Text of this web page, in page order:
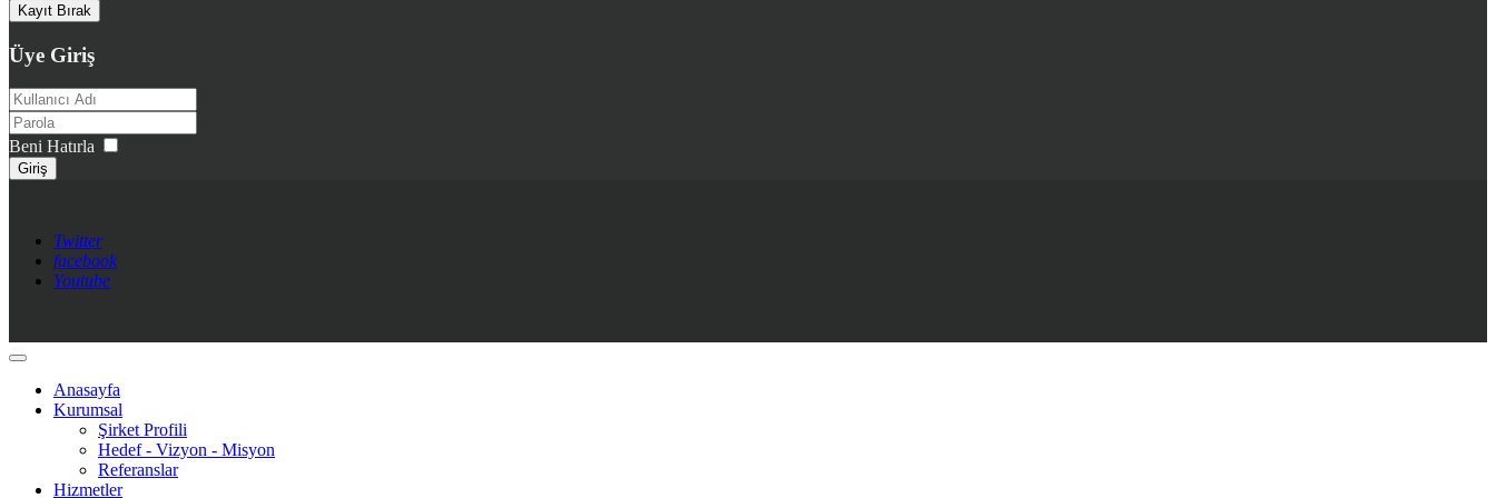
Üye Giriş
Beni Hatırla
Giriş
Twitter
facebook
Youtube
Anasayfa
Kurumsal
Şirket Profili
Hedef - Vizyon - Misyon
Referanslar
Hizmetler